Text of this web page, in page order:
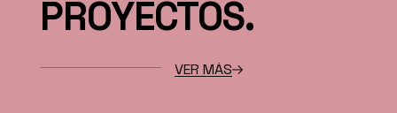
PROYECTOS.
VER MÁS